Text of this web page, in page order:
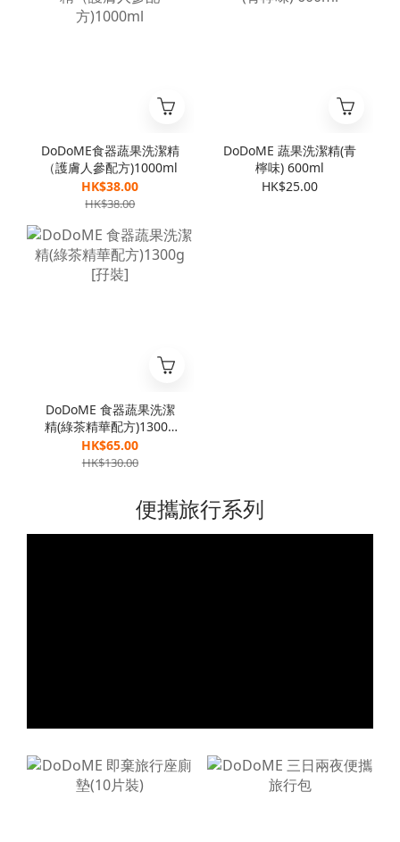
DoDoME食器蔬果洗潔精
（護膚人參配方)1000ml
HK$38.00
HK$38.00
DoDoME 蔬果洗潔精(青
檸味) 600ml
HK$25.00
DoDoME 食器蔬果洗潔
精(綠茶精華配方)1300g
[孖裝]
HK$65.00
HK$130.00
便攜旅行系列